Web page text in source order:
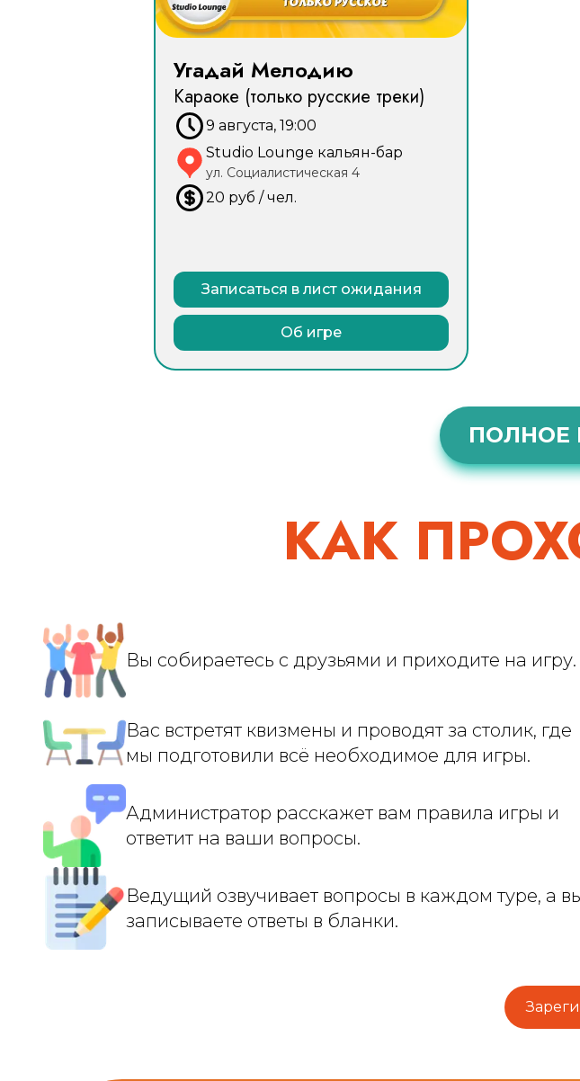
Угадай Мелодию
Караоке (только русские треки)
9 августа, 19:00
Studio Lounge кальян-бар
ул. Социалистическая 4
20 руб / чел.
Записаться в лист ожидания
Об игре
ПОЛНОЕ
КАК
Вы собираетесь с друзьями и приходите на игру.
Вас встретят квизмены и проводят за столик, где
мы подготовили всё необходимое для игры.
Администратор расскажет вам правила игры и
ответит на ваши вопросы.
Ведущий озвучивает вопросы в каждом туре, а
записываете ответы в бланки.